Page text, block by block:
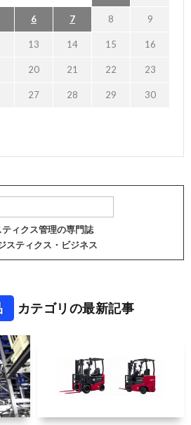
6 7 8 9
13 14 15 16
20 21 22 23
27 28 29 30
ティクス管理の専門誌
スティクス・ビジネス
カテゴリの最新記事